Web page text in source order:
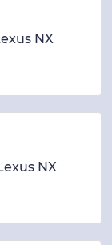
NX
NX